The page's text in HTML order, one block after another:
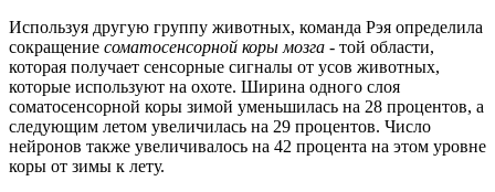
Используя другую группу животных, команда Рэя определила
сокращение соматосенсорной коры мозга - той области,
которая получает сенсорные сигналы от усов животных,
которые используют на охоте. Ширина одного слоя
соматосенсорной коры зимой уменьшилась на 28 процентов, а
следующим летом увеличилась на 29 процентов. Число
нейронов также увеличивалось на 42 процента на этом уровне
коры от зимы к лету.